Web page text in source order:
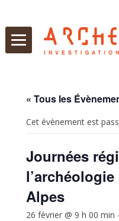
« Tous les
Cet évènement est
Journées
Alpes
26 février @ 9 h 00 min -